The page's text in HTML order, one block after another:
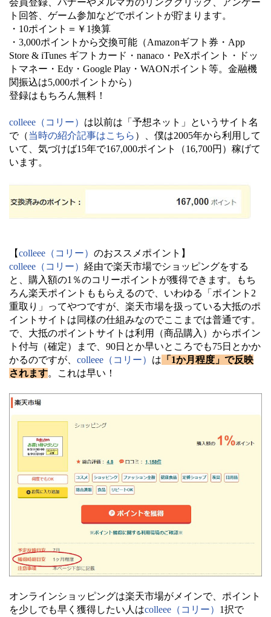
ト回答、ゲーム参加などでポイントが貯まります。
・10ポイント＝￥1換算
・3,000ポイントから交換可能（Amazonギフト券・App
Store & iTunes ギフトカード・nanaco・PeXポイント・ドッ
トマネー・Edy・Google Play・WAONポイント等。金融機
関振込は5,000ポイントから）
登録はもちろん無料！
colleee（コリー） は以前は「予想ネット」というサイト名
で（当時の紹介記事はこちら ）、僕は2005年から利用して
いて、気づけば15年で167,000ポイント（16,700円）稼げて
います。
【colleee（コリー） のおススメポイント】
colleee（コリー） 経由で楽天市場でショッピングをする
と、購入額の1％のコリーポイントが獲得できます。もち
ろん楽天ポイントももらえるので、いわゆる「ポイント2
重取り」ってやつですが、楽天市場を扱っている大抵のポ
イントサイトは同様の仕組みなのでここまでは普通です。
で、大抵のポイントサイトは利用（商品購入）からポイン
ト付与（確定）まで、90日とか早いところでも75日とかか
かるのですが、 colleee（コリー） は 「1か月程度」で反映
されます。これは早い！
オンラインショッピングは楽天市場がメインで、ポイント
を少しでも早く獲得したい人はcolleee（コリー） 1択で